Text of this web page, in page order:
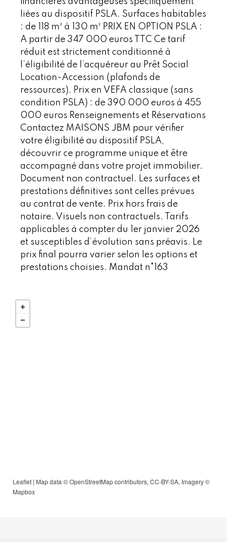
liées au dispositif PSLA. Surfaces habitables
: de 118 m² à 130 m² PRIX EN OPTION PSLA :
A partir de 347 000 euros TTC Ce tarif
réduit est strictement conditionné à
l’éligibilité de l’acquéreur au Prêt Social
Location-Accession (plafonds de
ressources). Prix en VEFA classique (sans
condition PSLA) : de 390 000 euros à 455
000 euros Renseignements et Réservations
Contactez MAISONS JBM pour vérifier
votre éligibilité au dispositif PSLA,
découvrir ce programme unique et être
accompagné dans votre projet immobilier.
Document non contractuel. Les surfaces et
prestations définitives sont celles prévues
au contrat de vente. Prix hors frais de
notaire. Visuels non contractuels. Tarifs
applicables à compter du 1er janvier 2026
et susceptibles d’évolution sans préavis. Le
prix final pourra varier selon les options et
prestations choisies. Mandat n°163
Leaflet | Map data ©OpenStreetMapcontributors, CC-BY-SA, Imagery ©
Mapbox